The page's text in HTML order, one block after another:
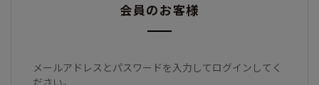
会員のお客様
メールアドレスとパスワードを入力してログインしてく
ださい。